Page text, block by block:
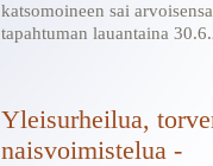
katsomoineen sai arvoisensa
tapahtuman lauantaina
Yleisurheilua,
naisvoimistelua -